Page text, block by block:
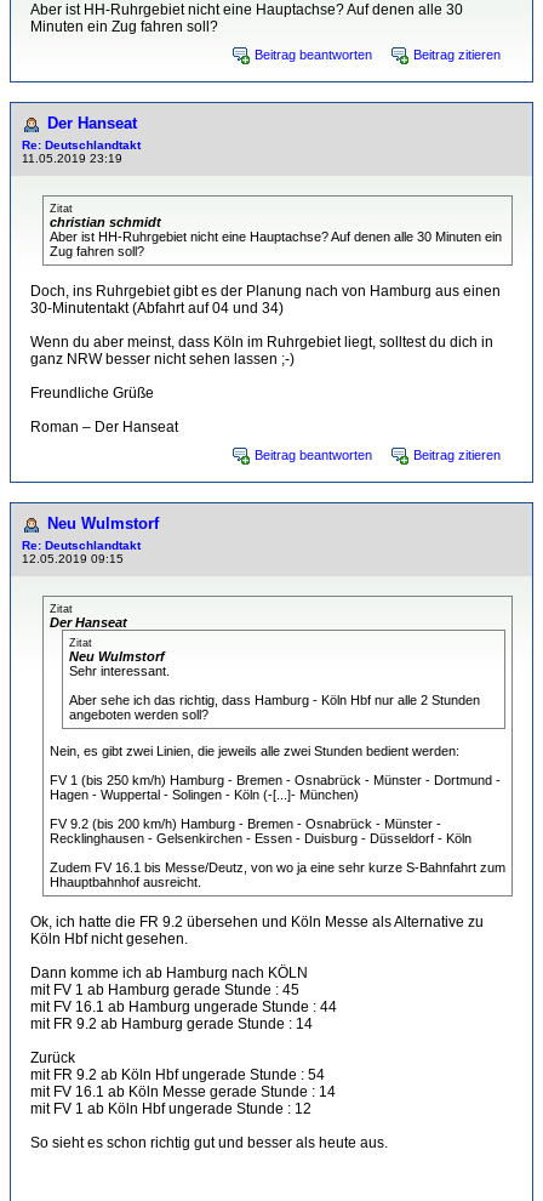
Aber ist HH-Ruhrgebiet nicht eine Hauptachse? Auf denen alle 30
Minuten ein Zug fahren soll?
Beitrag beantworten Beitrag zitieren
Der Hanseat
Re: Deutschlandtakt
11.05.2019 23:19
Zitat
christian schmidt
Aber ist HH-Ruhrgebiet nicht eine Hauptachse? Auf denen alle 30 Minuten ein
Zug fahren soll?
Doch, ins Ruhrgebiet gibt es der Planung nach von Hamburg aus einen
30-Minutentakt (Abfahrt auf 04 und 34)
Wenn du aber meinst, dass Köln im Ruhrgebiet liegt, solltest du dich in
ganz NRW besser nicht sehen lassen ;-)
Freundliche Grüße
Roman – Der Hanseat
Beitrag beantworten Beitrag zitieren
Neu Wulmstorf
Re: Deutschlandtakt
12.05.2019 09:15
Zitat
Der Hanseat
Zitat
Neu Wulmstorf
Sehr interessant.
Aber sehe ich das richtig, dass Hamburg - Köln Hbf nur alle 2 Stunden
angeboten werden soll?
Nein, es gibt zwei Linien, die jeweils alle zwei Stunden bedient werden:
FV 1 (bis 250 km/h) Hamburg - Bremen - Osnabrück - Münster - Dortmund -
Hagen - Wuppertal - Solingen - Köln (-[...]- München)
FV 9.2 (bis 200 km/h) Hamburg - Bremen - Osnabrück - Münster -
Recklinghausen - Gelsenkirchen - Essen - Duisburg - Düsseldorf - Köln
Zudem FV 16.1 bis Messe/Deutz, von wo ja eine sehr kurze S-Bahnfahrt zum
Hhauptbahnhof ausreicht.
Ok, ich hatte die FR 9.2 übersehen und Köln Messe als Alternative zu
Köln Hbf nicht gesehen.
Dann komme ich ab Hamburg nach KÖLN
mit FV 1 ab Hamburg gerade Stunde : 45
mit FV 16.1 ab Hamburg ungerade Stunde : 44
mit FR 9.2 ab Hamburg gerade Stunde : 14
Zurück
mit FR 9.2 ab Köln Hbf ungerade Stunde : 54
mit FV 16.1 ab Köln Messe gerade Stunde : 14
mit FV 1 ab Köln Hbf ungerade Stunde : 12
So sieht es schon richtig gut und besser als heute aus.